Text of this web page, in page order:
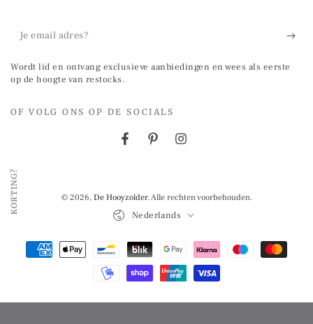
adres?
Wordt lid en ontvang exclusieve aanbiedingen en wees als eerste
op de hoogte van restocks.
OF VOLG ONS OP DE SOCIALS
FacebookPinterestInstagram
© 2026, De Hooyzolder. Alle rechten voorbehouden.
Nederlands
Betalingsmethoden
KORTING?